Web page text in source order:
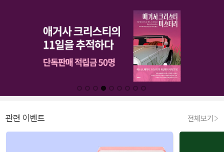
관련 이벤트 전체보기